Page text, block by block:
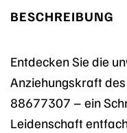
BESCHREIBUNG
Entdecken Sie die
Anziehungskraft
88677307 – ein
Leidenschaft